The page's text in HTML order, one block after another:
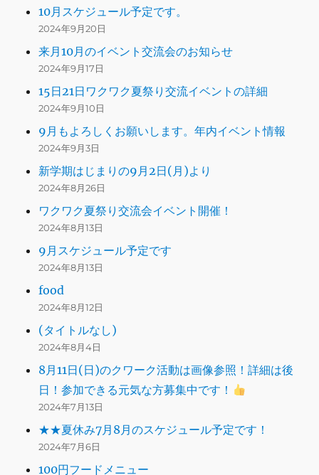
10月スケジュール予定です。
2024年9月20日
来月10月のイベント交流会のお知らせ
2024年9月17日
15日21日ワクワク夏祭り交流イベントの詳細
2024年9月10日
9月もよろしくお願いします。年内イベント情報
2024年9月3日
新学期はじまりの9月2日(月)より
2024年8月26日
ワクワク夏祭り交流会イベント開催！
2024年8月13日
9月スケジュール予定です
2024年8月13日
food
2024年8月12日
(タイトルなし)
2024年8月4日
8月11日(日)のクワーク活動は画像参照！詳細は後
日！参加できる元気な方募集中です！
2024年7月13日
★★夏休み7月8月のスケジュール予定です！
2024年7月6日
100円フードメニュー